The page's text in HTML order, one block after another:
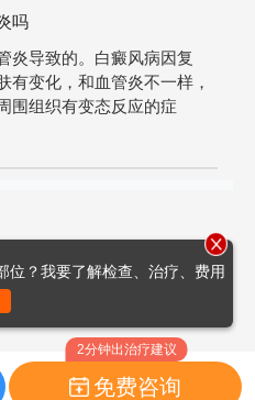
吗
炎导致的。白癜风病因复
有变化，和血管炎不一样，
围组织有变态反应的症
2分钟出治疗建议
免费咨询
位？我要了解检查、治疗、费用